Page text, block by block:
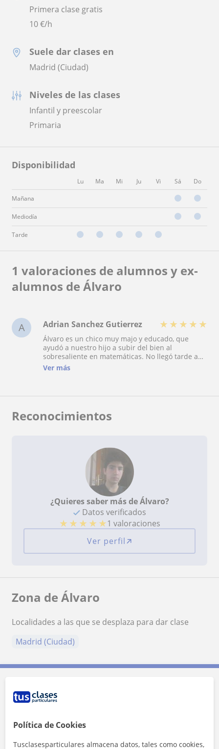
Primera clase gratis
10€/h
Suele dar clases en
Madrid (Ciudad)
Niveles de las clases
Infantil y preescolar
Primaria
Disponibilidad
Lu Ma Mi Ju Vi Sá Do
Mañana
Mediodía
Tarde
1 valoraciones de alumnos y ex-
alumnos de Álvaro
A Adrian Sanchez Gutierrez ★ ★ ★ ★ ★
Álvaro es un chico muy majo y educado, que
ayudó a nuestro hijo a subir del bien al
sobresaliente en matemáticas. No llegó tarde a
ninguna de las clases que concertamos. No le
Ver más
Reconocimientos
¿Quieres saber más de Álvaro?
Datos verificados
★ ★ ★ ★ ★1 valoraciones
Ver perfil
Zona de Álvaro
Localidades a las que se desplaza para dar clase
Madrid (Ciudad)
Contacta con Álvaro
Tarifa
1ª clase gratis
Política de Cookies
Tusclasesparticulares almacena datos, tales como cookies,